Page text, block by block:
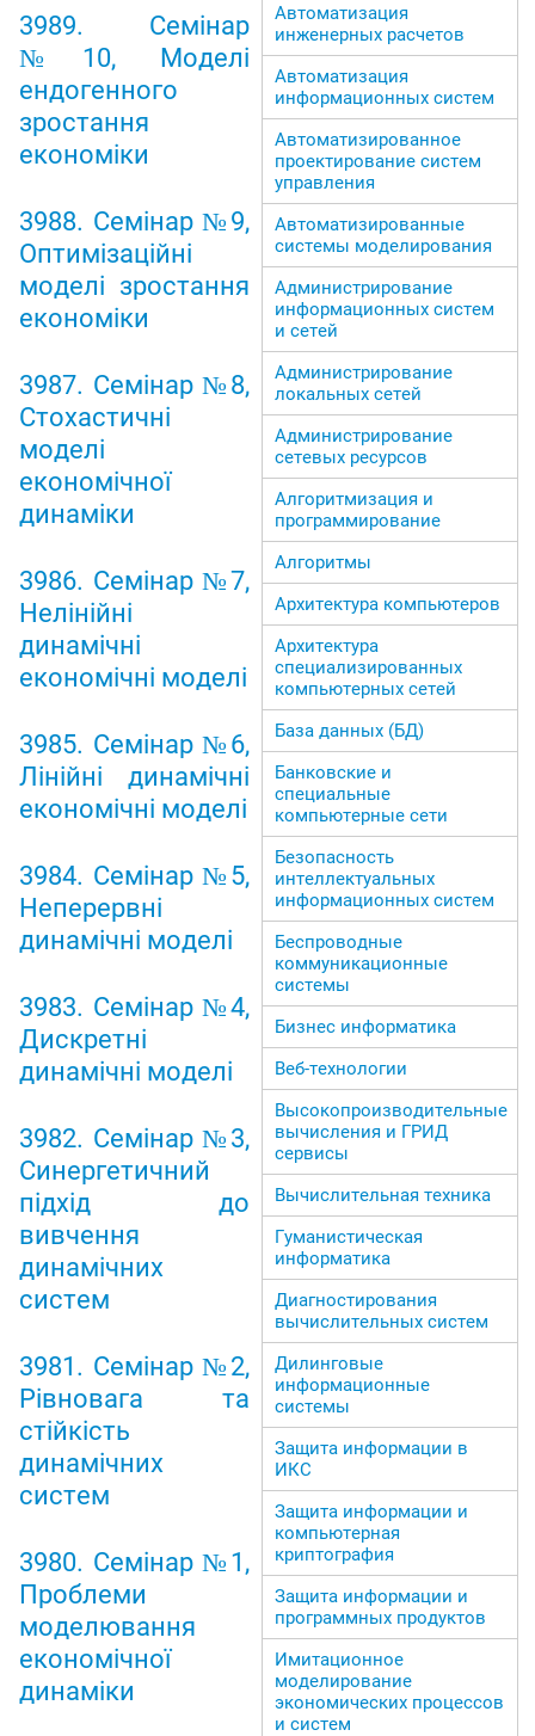
3989. Семінар
№10, Моделі
ендогенного
зростання
економіки
3988. Семінар №9,
Оптимізаційні
моделі зростання
економіки
3987. Семінар №8,
Стохастичні
моделі
економічної
динаміки
3986. Семінар №7,
Нелінійні
динамічні
економічні моделі
3985. Семінар №6,
Лінійні динамічні
економічні моделі
3984. Семінар №5,
Неперервні
динамічні моделі
3983. Семінар №4,
Дискретні
динамічні моделі
3982. Семінар №3,
Синергетичний
підхід до
вивчення
динамічних
систем
3981. Семінар №2,
Рівновага та
стійкість
динамічних
систем
3980. Семінар №1,
Проблеми
моделювання
економічної
динаміки
Автоматизация
инженерных расчетов
Автоматизация
информационных систем
Автоматизированное
проектирование систем
управления
Автоматизированные
системы моделирования
Администрирование
информационных систем
и сетей
Администрирование
локальных сетей
Администрирование
сетевых ресурсов
Алгоритмизация и
программирование
Алгоритмы
Архитектура компьютеров
Архитектура
специализированных
компьютерных сетей
База данных (БД)
Банковские и
специальные
компьютерные сети
Безопасность
интеллектуальных
информационных систем
Беспроводные
коммуникационные
системы
Бизнес информатика
Веб-технологии
Высокопроизводительные
вычисления и ГРИД
сервисы
Вычислительная техника
Гуманистическая
информатика
Диагностирования
вычислительных систем
Дилинговые
информационные
системы
Защита информации в
ИКС
Защита информации и
компьютерная
криптография
Защита информации и
программных продуктов
Имитационное
моделирование
экономических процессов
и систем